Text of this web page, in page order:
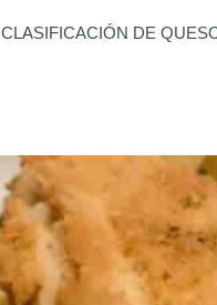
CLASIFICACIÓN DE